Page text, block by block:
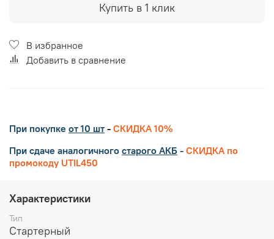
Купить в 1 клик
В избранное
Добавить в сравнение
При покупке от 10 шт - СКИДКА 10%
При сдаче аналогичного старого АКБ - СКИДКА по
промокоду UTIL450
Характеристики
Тип
Стартерный